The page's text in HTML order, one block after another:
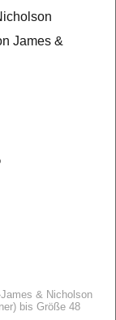
James &
& Nicholson
bis Größe 48